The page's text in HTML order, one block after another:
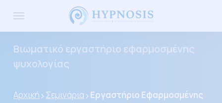
content
Menu
Βιωματικό εργαστήριο εφαρμοσμένης
ψυχολογίας
Αρχική Σεμινάρια
Εργαστήριο Εφαρμοσμένης